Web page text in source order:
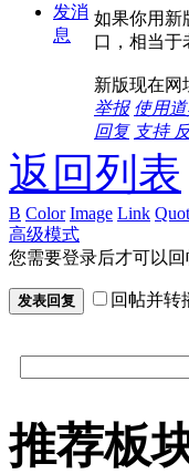
发消
息
如果你用新
口，相当于
新版现在网
举报 使用
回复 支持
返回列表
B Color Image Link
高级模式
您需要登录后才可以回
发表回复 回帖并转
推荐板